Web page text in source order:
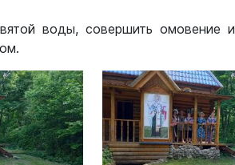
воды, совершить омовение и